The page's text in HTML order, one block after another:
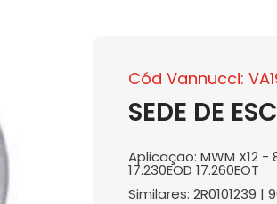
Cód Vannucci:
SEDE DE
Aplicação: MWM X12 -
17.230EOD 17.260EOT
Similares: 2R0101239 |